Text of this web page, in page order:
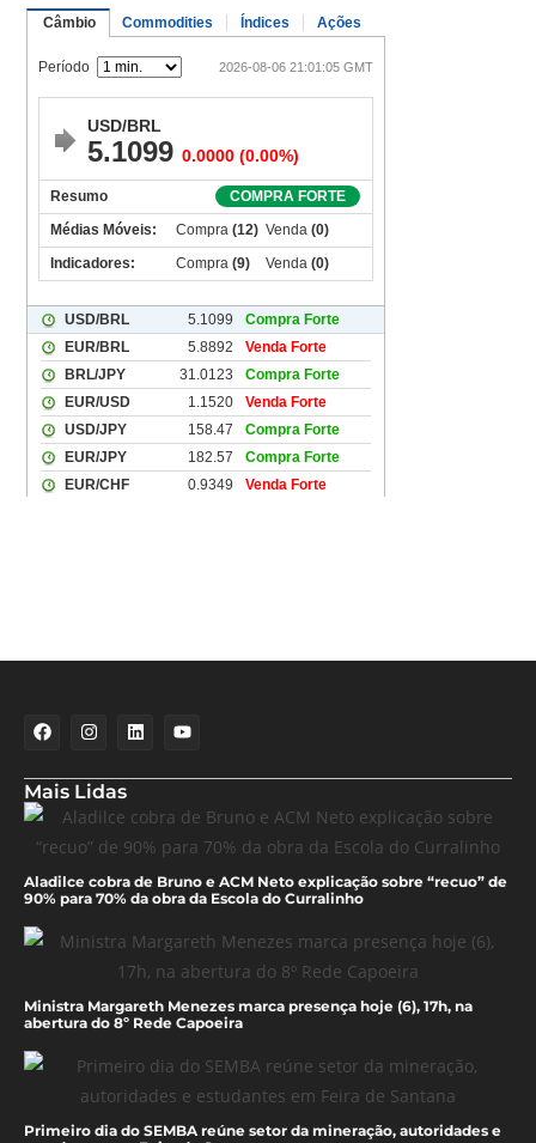
Mais Lidas
Aladilce cobra de Bruno e ACM Neto explicação sobre “recuo” de
90% para 70% da obra da Escola do Curralinho
Ministra Margareth Menezes marca presença hoje (6), 17h, na
abertura do 8º Rede Capoeira
Primeiro dia do SEMBA reúne setor da mineração, autoridades e